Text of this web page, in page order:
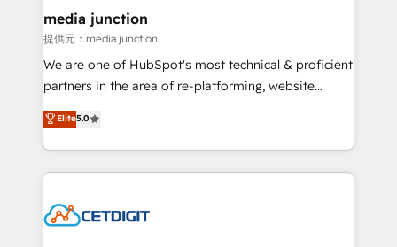
Mexico, USA, and Portugal—we've executed over a
hundred successful operations. Our approach,
rooted in RevOps principles, integrates analysis,
training, planning, and qualification. Leveraging
inbound marketing tactics, we focus on
understanding, nurturing, and converting leads.
competitive market.
media junction
提供元：media junction
We are one of HubSpot's most technical & proficient
partners in the area of re-platforming, website
design & development. We specialize in multi-hub
implementations for mid-market & enterprise
companies. We are woman-owned, powered by
coffee, and we ❤️ dogs. We produce award-winning
Impact Award 🏆2022 Technical Expertise Impact
Elite5.0